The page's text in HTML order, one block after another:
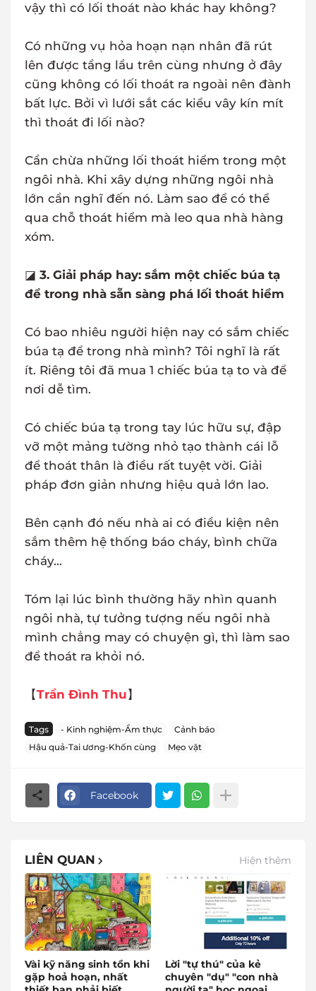
vậy thì có lối thoát nào khác hay không?
Có những vụ hỏa hoạn nạn nhân đã rút
lên được tầng lầu trên cùng nhưng ở đây
cũng không có lối thoát ra ngoài nên đành
bất lực. Bởi vì lưới sắt các kiểu vây kín mít
thì thoát đi lối nào?
Cần chừa những lối thoát hiểm trong một
ngôi nhà. Khi xây dựng những ngôi nhà
lớn cần nghĩ đến nó. Làm sao để có thể
qua chỗ thoát hiểm mà leo qua nhà hàng
xóm.
◪ 3. Giải pháp hay: sắm một chiếc búa tạ
để trong nhà sẵn sàng phá lối thoát hiểm
Có bao nhiêu người hiện nay có sắm chiếc
búa tạ để trong nhà mình? Tôi nghĩ là rất
ít. Riêng tôi đã mua 1 chiếc búa tạ to và để
nơi dễ tìm.
Có chiếc búa tạ trong tay lúc hữu sự, đập
vỡ một mảng tường nhỏ tạo thành cái lỗ
để thoát thân là điều rất tuyệt vời. Giải
pháp đơn giản nhưng hiệu quả lớn lao.
Bên cạnh đó nếu nhà ai có điều kiện nên
sắm thêm hệ thống báo cháy, bình chữa
cháy...
Tóm lại lúc bình thường hãy nhìn quanh
ngôi nhà, tự tưởng tượng nếu ngôi nhà
mình chẳng may có chuyện gì, thì làm sao
để thoát ra khỏi nó.
【Trần Đình Thu 】
Tags - Kinh nghiệm-Ẩm thực
Cảnh báo
Hậu quả-Tai ương-Khốn cùng
Mẹo vặt
Facebook
LIÊN QUAN Hiện thêm
Vài kỹ năng sinh tồn khi
gặp hoả hoạn, nhất
Lời "tự thú" của kẻ
chuyên "dụ" "con nhà